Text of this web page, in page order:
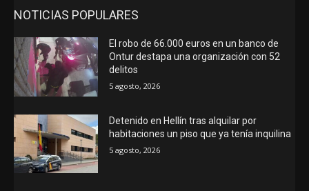
NOTICIAS POPULARES
El robo de 66.000 euros en un banco de
Ontur destapa una organización con 52
delitos
5 agosto, 2026
Detenido en Hellín tras alquilar por
habitaciones un piso que ya tenía inquilina
5 agosto, 2026